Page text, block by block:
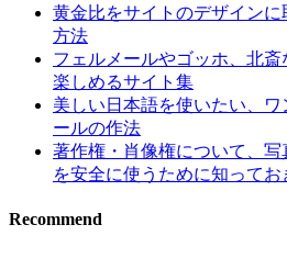
黄金比をサイトのデザイン
方法
フェルメールやゴッホ、北
楽しめるサイト集
美しい日本語を使いたい、
ールの作法
著作権・肖像権について、
を安全に使うために知ってお
Recommend